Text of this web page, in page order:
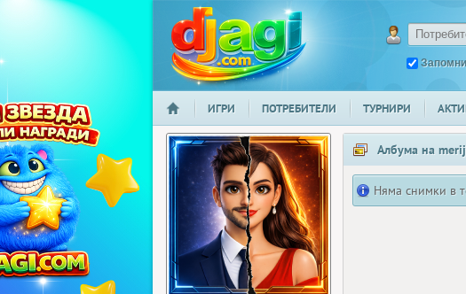
djagi.com
НАЧАЛО
ИГРИ ПОТРЕБИТЕЛИ ТУРНИРИ
Албума на
Няма снимки в